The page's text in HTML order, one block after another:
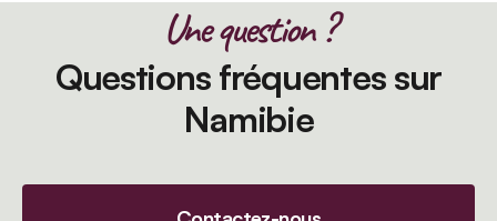
Une question ?
Questions fréquentes sur
Namibie